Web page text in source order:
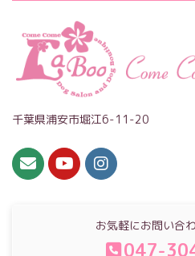
千葉県浦安市堀江6-11-20
お気軽にお問い合
047-